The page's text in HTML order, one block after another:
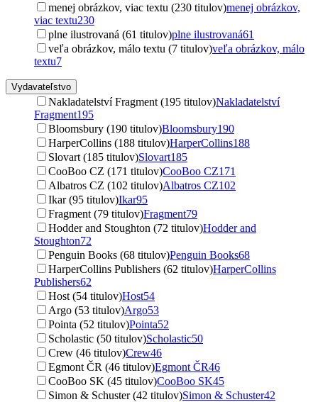
menej obrázkov, viac textu (230 titulov)menej obrázkov,
viac textu230
plne ilustrovaná (61 titulov)plne ilustrovaná61
veľa obrázkov, málo textu (7 titulov)veľa obrázkov, málo
textu7
Vydavateľstvo
Nakladatelství Fragment (195 titulov)Nakladatelství
Fragment195
Bloomsbury (190 titulov)Bloomsbury190
HarperCollins (188 titulov)HarperCollins188
Slovart (185 titulov)Slovart185
CooBoo CZ (171 titulov)CooBoo CZ171
Albatros CZ (102 titulov)Albatros CZ102
Ikar (95 titulov)Ikar95
Fragment (79 titulov)Fragment79
Hodder and Stoughton (72 titulov)Hodder and
Stoughton72
Penguin Books (68 titulov)Penguin Books68
HarperCollins Publishers (62 titulov)HarperCollins
Publishers62
Host (54 titulov)Host54
Argo (53 titulov)Argo53
Pointa (52 titulov)Pointa52
Scholastic (50 titulov)Scholastic50
Crew (46 titulov)Crew46
Egmont ČR (46 titulov)Egmont ČR46
CooBoo SK (45 titulov)CooBoo SK45
Simon & Schuster (42 titulov)Simon & Schuster42